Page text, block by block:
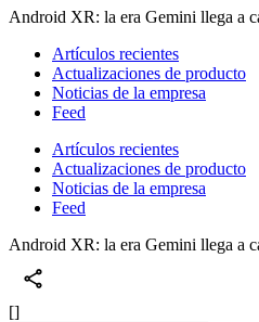
Android XR: la era Gemini llega a
Artículos recientes
Actualizaciones de producto
Noticias de la empresa
Feed
Artículos recientes
Actualizaciones de producto
Noticias de la empresa
Feed
Android XR: la era Gemini llega a
[]